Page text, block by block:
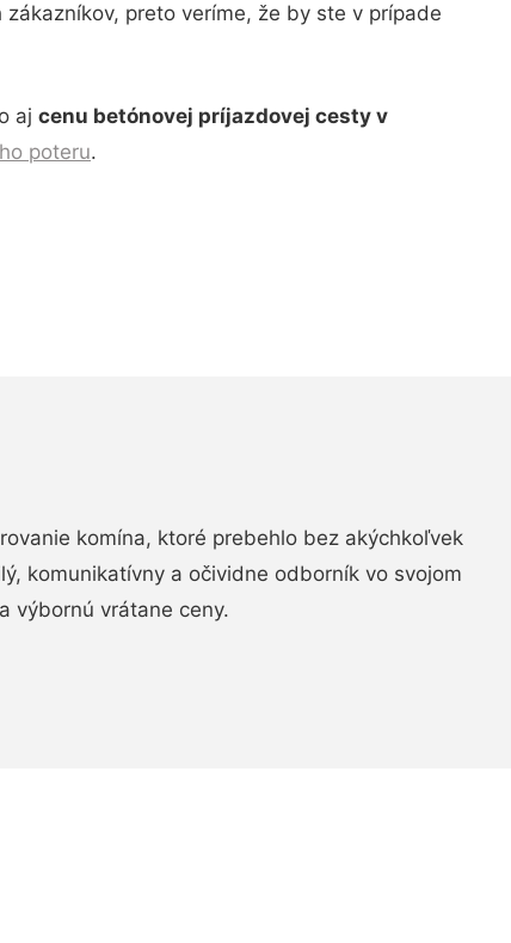
preto veríme, že by ste v prípade
aj cenu betónovej príjazdovej cesty v
poteru.
komína, ktoré prebehlo bez akýchkoľvek
komunikatívny a očividne odborník vo svojom
výbornú vrátane ceny.